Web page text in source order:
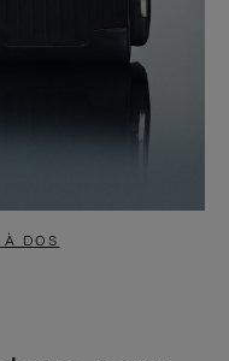
DOS